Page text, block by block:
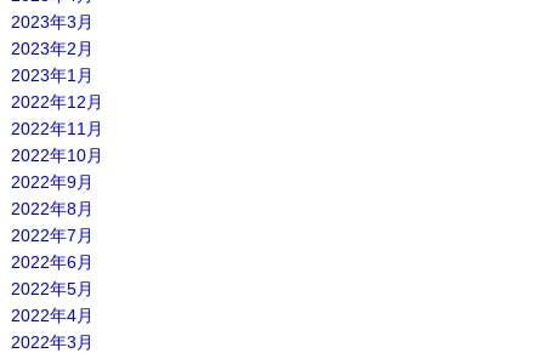
2023年3月
2023年2月
2023年1月
2022年12月
2022年11月
2022年10月
2022年9月
2022年8月
2022年7月
2022年6月
2022年5月
2022年4月
2022年3月